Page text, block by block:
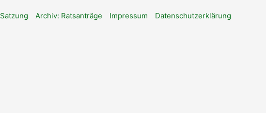
Satzung Archiv: Ratsanträge Impressum Datenschutzerklärung